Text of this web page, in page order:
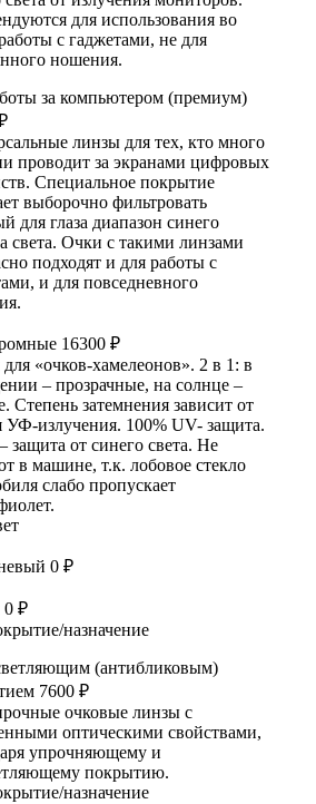
для использования во
с гаджетами, не для
ношения.
за компьютером (премиум)
линзы для тех, кто много
проводит за экранами цифровых
Специальное покрытие
выборочно фильтровать
для глаза диапазон синего
света. Очки с такими линзами
подходят и для работы с
и для повседневного
16300 ₽
«очков-хамелеонов». 2 в 1: в
– прозрачные, на солнце –
Степень затемнения зависит от
УФ-излучения. 100% UV- защита.
защита от синего света. Не
в машине, т.к. лобовое стекло
слабо пропускает
0 ₽
0 ₽
назначение
(антибликовым)
7600 ₽
очковые линзы с
оптическими свойствами,
упрочняющему и
покрытию.
назначение